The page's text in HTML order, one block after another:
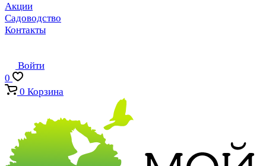
Акции
Садоводство
Контакты
Войти
0
0 Корзина